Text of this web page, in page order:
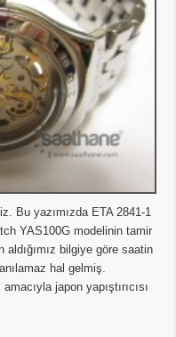
Bu yazımızda ETA 2841-1
YAS100G modelinin tamir
aldığımız bilgiye göre saatin
hal gelmiş.
japon yapıştırıcısı